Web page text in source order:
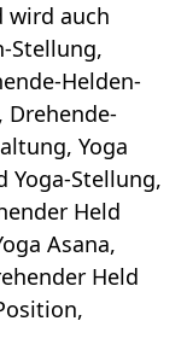
wird auch
Stellung,
Helden-
Drehende-
Yoga
Yoga-Stellung,
Held
Asana,
Held